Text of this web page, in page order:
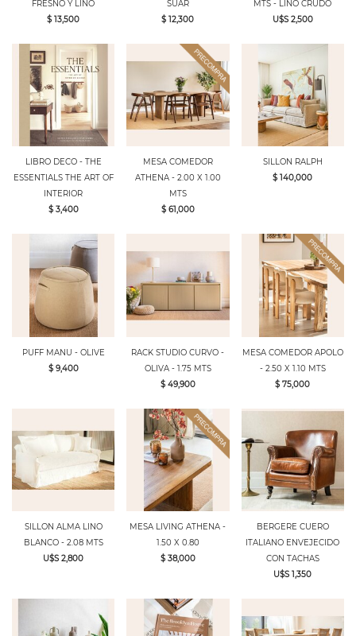
FRESNO Y LINO
$ 13,500
SUAR
$ 12,300
MTS - LINO CRUDO
U$S 2,500
LIBRO DECO - THE
ESSENTIALS THE ART OF
INTERIOR
$ 3,400
MESA COMEDOR
ATHENA - 2.00 X 1.00
MTS
$ 61,000
SILLON RALPH
$ 140,000
PUFF MANU - OLIVE
$ 9,400
RACK STUDIO CURVO -
OLIVA - 1.75 MTS
$ 49,900
MESA COMEDOR APOLO
- 2.50 X 1.10 MTS
$ 75,000
SILLON ALMA LINO
BLANCO - 2.08 MTS
U$S 2,800
MESA LIVING ATHENA -
1.50 X 0.80
$ 38,000
BERGERE CUERO
ITALIANO ENVEJECIDO
CON TACHAS
U$S 1,350